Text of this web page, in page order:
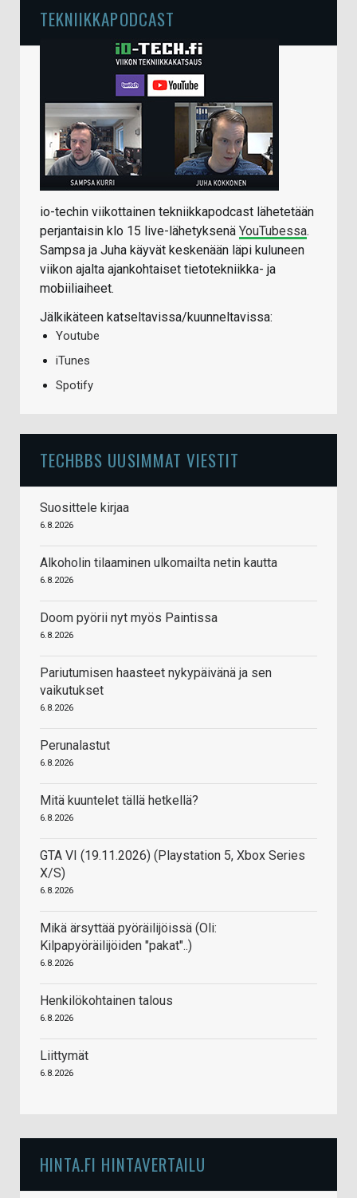
TEKNIIKKAPODCAST
io-techin viikottainen tekniikkapodcast lähetetään
perjantaisin klo 15 live-lähetyksenä YouTubessa.
Sampsa ja Juha käyvät keskenään läpi kuluneen
viikon ajalta ajankohtaiset tietotekniikka- ja
mobiiliaiheet.
Jälkikäteen katseltavissa/kuunneltavissa:
Youtube
iTunes
Spotify
TECHBBS UUSIMMAT VIESTIT
Suosittele kirjaa
6.8.2026
Alkoholin tilaaminen ulkomailta netin kautta
6.8.2026
Doom pyörii nyt myös Paintissa
6.8.2026
Pariutumisen haasteet nykypäivänä ja sen
vaikutukset
6.8.2026
Perunalastut
6.8.2026
Mitä kuuntelet tällä hetkellä?
6.8.2026
GTA VI (19.11.2026) (Playstation 5, Xbox Series
X/S)
6.8.2026
Mikä ärsyttää pyöräilijöissä (Oli:
Kilpapyöräilijöiden "pakat"..)
6.8.2026
Henkilökohtainen talous
6.8.2026
Liittymät
6.8.2026
HINTA.FI HINTAVERTAILU